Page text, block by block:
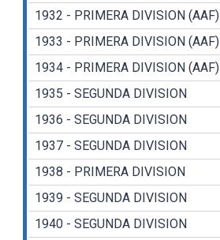
1932 - PRIMERA DIVISION (AAF)
1933 - PRIMERA DIVISION (AAF)
1934 - PRIMERA DIVISION (AAF)
1935 - SEGUNDA DIVISION
1936 - SEGUNDA DIVISION
1937 - SEGUNDA DIVISION
1938 - PRIMERA DIVISION
1939 - SEGUNDA DIVISION
1940 - SEGUNDA DIVISION